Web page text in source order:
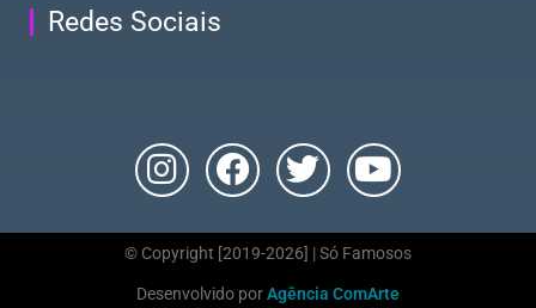
Redes Sociais
© Copyright [2019-2026] | Só Famosos
Desenvolvido porAgência ComArte